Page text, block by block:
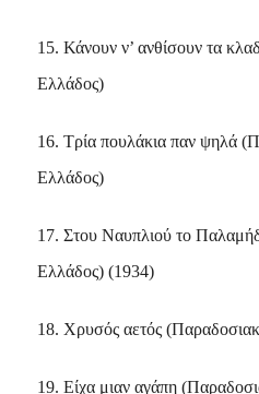
15. Κάνουν ν’ ανθίσουν τα
Ελλάδος)
16. Τρία πουλάκια παν ψηλά
Ελλάδος)
17. Στου Ναυπλιού το
Ελλάδος) (1934)
18. Χρυσός αετός
19. Είχα μιαν αγάπη